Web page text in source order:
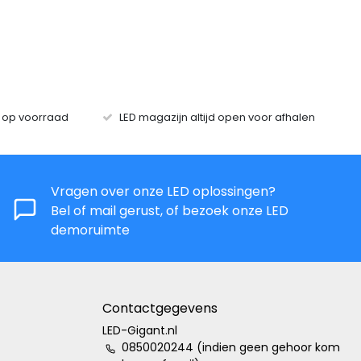
op voorraad LED magazijn altijd open voor afhalen
Vragen over onze LED oplossingen?
Bel of mail gerust, of bezoek onze LED
demoruimte
Contactgegevens
LED-Gigant.nl
0850020244 (indien geen gehoor kom